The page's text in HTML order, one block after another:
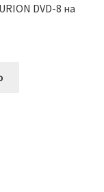
DVD-8 на